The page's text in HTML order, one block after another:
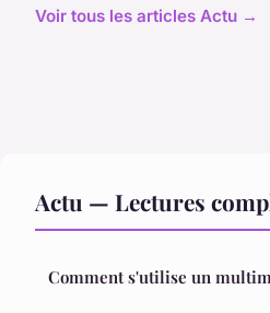
Voir tous les articles Actu →
Actu — Lectures
Comment s'utilise un